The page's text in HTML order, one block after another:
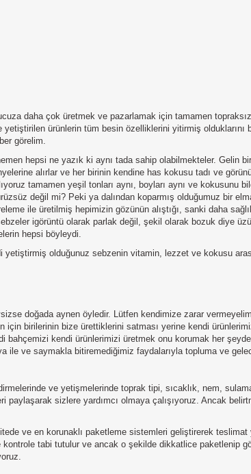
daha çok üretmek ve pazarlamak için tamamen
ürünlerin tüm besin özelliklerini yitirmiş olduklarını
görelim.
hepsi ne yazık ki aynı tada sahip olabilmekteler. Gelin
alırlar ve her birinin kendine has kokusu tadı ve
tamamen yeşil tonları aynı, boyları aynı ve kokusunu
değil mi? Peki ya dalından koparmış olduğumuz bir
ile üretilmiş hepimizin gözünün alıştığı, sanki daha
igörüntü olarak parlak değil, şekil olarak bozuk diye
hepsi böyleydi.
yetiştirmiş olduğunuz sebzenin vitamin, lezzet ve kokusu
doğada aynen öyledir. Lütfen kendimize zarar
için birilerinin bize ürettiklerini satması yerine kendi
bahçemizi kendi ürünlerimizi üretmek onu korumak her
ile ve saymakla bitiremediğimiz faydalarıyla topluma ve
ve yetişmelerinde toprak tipi, sıcaklık, nem,
paylaşarak sizlere yardımcı olmaya çalışıyoruz. Ancak
ve en korunaklı paketleme sistemleri geliştirerek teslimat
tabi tutulur ve ancak o şekilde dikkatlice paketlenip